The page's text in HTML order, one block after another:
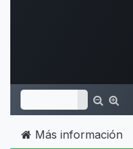
Más información